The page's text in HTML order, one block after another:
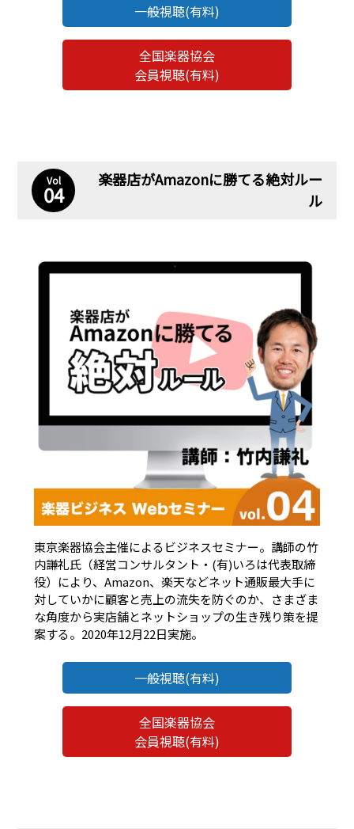
一般視聴(有料)
全国楽器協会
会員視聴(有料)
Vol
04
楽器店がAmazonに勝てる絶対ルー
ル
東京楽器協会主催によるビジネスセミナー。講師の竹
内謙礼氏（経営コンサルタント・(有)いろは代表取締
役）により、Amazon、楽天などネット通販最大手に
対していかに顧客と売上の流失を防ぐのか、さまざま
な角度から実店舗とネットショップの生き残り策を提
案する。2020年12月22日実施。
一般視聴(有料)
全国楽器協会
会員視聴(有料)